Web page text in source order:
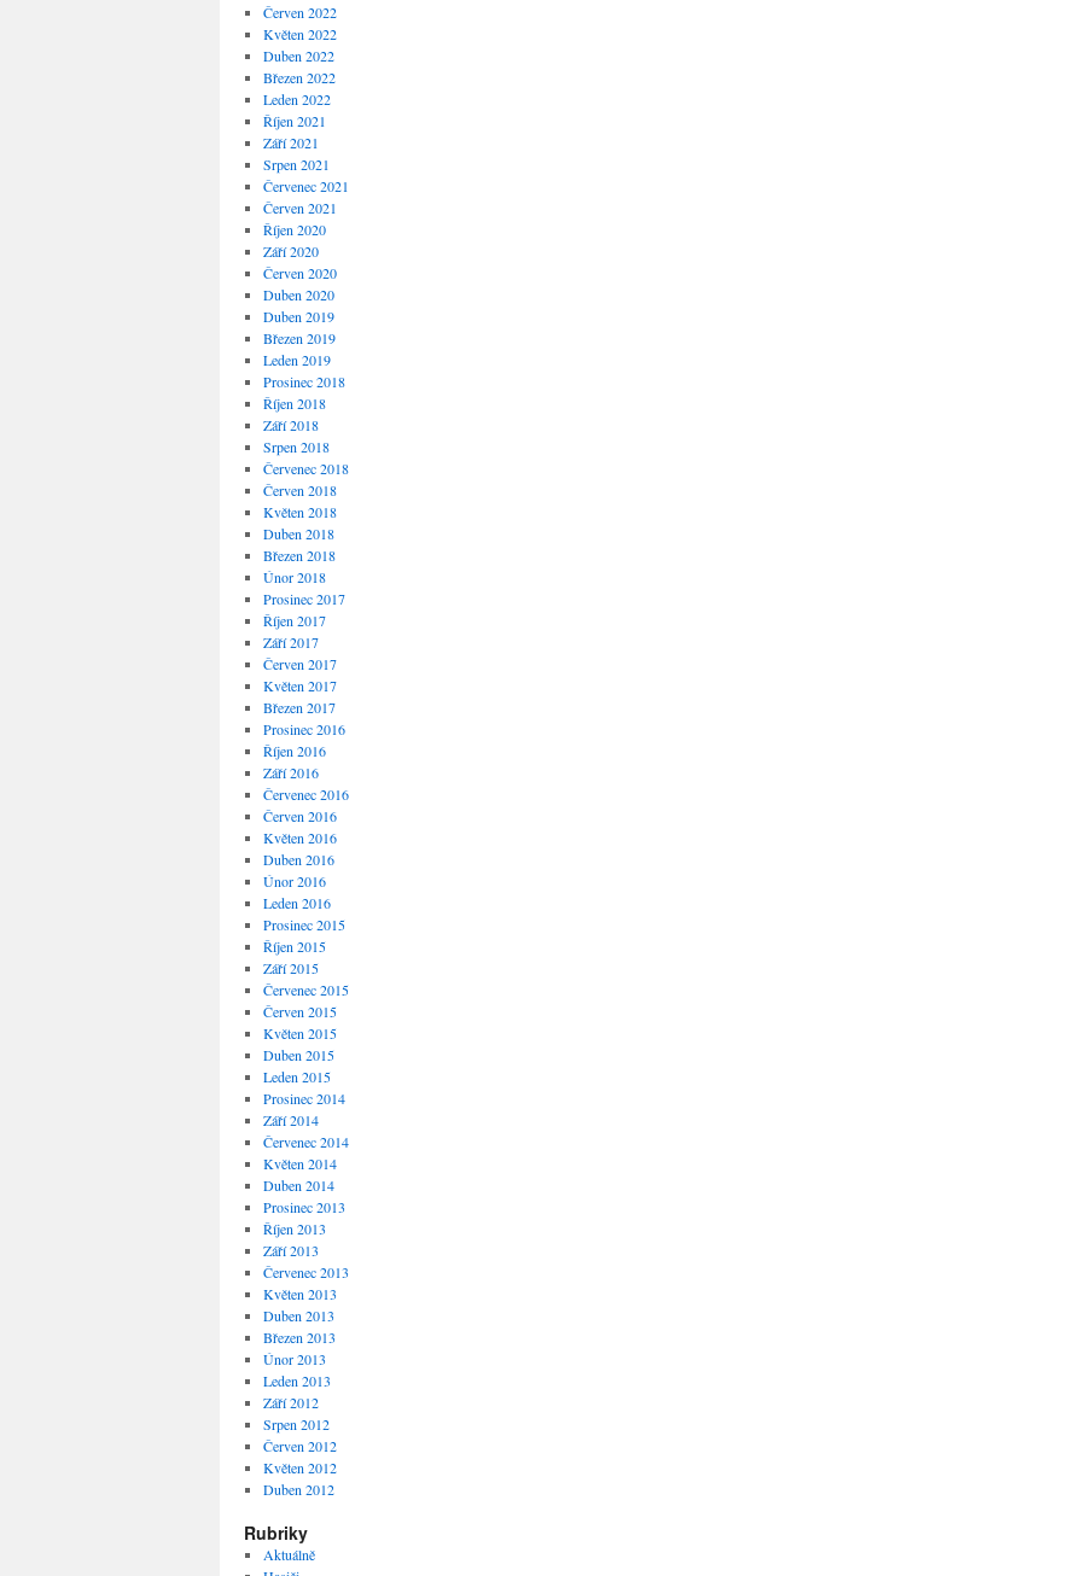
Červen 2022
Květen 2022
Duben 2022
Březen 2022
Leden 2022
Říjen 2021
Září 2021
Srpen 2021
Červenec 2021
Červen 2021
Říjen 2020
Září 2020
Červen 2020
Duben 2020
Duben 2019
Březen 2019
Leden 2019
Prosinec 2018
Říjen 2018
Září 2018
Srpen 2018
Červenec 2018
Červen 2018
Květen 2018
Duben 2018
Březen 2018
Únor 2018
Prosinec 2017
Říjen 2017
Září 2017
Červen 2017
Květen 2017
Březen 2017
Prosinec 2016
Říjen 2016
Září 2016
Červenec 2016
Červen 2016
Květen 2016
Duben 2016
Únor 2016
Leden 2016
Prosinec 2015
Říjen 2015
Září 2015
Červenec 2015
Červen 2015
Květen 2015
Duben 2015
Leden 2015
Prosinec 2014
Září 2014
Červenec 2014
Květen 2014
Duben 2014
Prosinec 2013
Říjen 2013
Září 2013
Červenec 2013
Květen 2013
Duben 2013
Březen 2013
Únor 2013
Leden 2013
Září 2012
Srpen 2012
Červen 2012
Květen 2012
Duben 2012
Rubriky
Aktuálně